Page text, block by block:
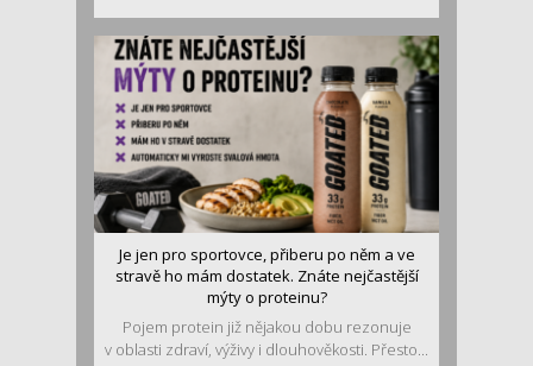
Je jen pro sportovce, přiberu po něm a ve
stravě ho mám dostatek. Znáte nejčastější
mýty o proteinu?
Pojem protein již nějakou dobu rezonuje
v oblasti zdraví, výživy i dlouhověkosti. Přesto...